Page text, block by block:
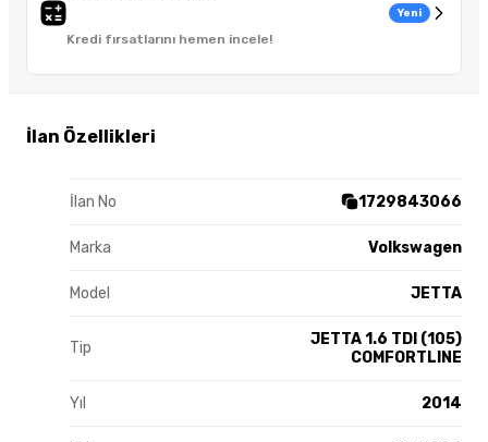
Kredi fırsatlarını hemen incele!
Yeni
İlan Özellikleri
İlan No 1729843066
Marka Volkswagen
Model JETTA
Tip
JETTA 1.6 TDI (105)
COMFORTLINE
Yıl 2014